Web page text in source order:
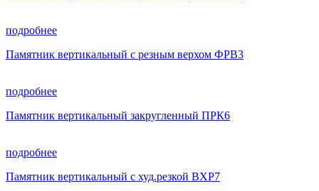
подробнее
Памятник вертикальный с резным верхом ФРВ3
подробнее
Памятник вертикальный закругленный ПРК6
подробнее
Памятник вертикальный с худ.резкой ВХР7